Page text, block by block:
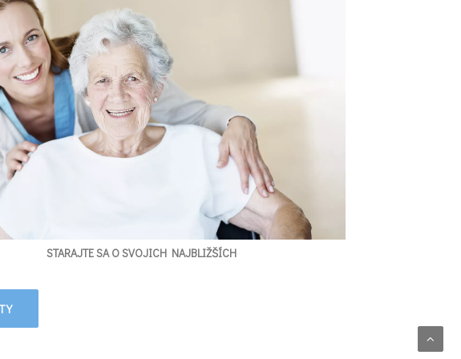
STARAJTE SA O SVOJICH NAJBLIŽŠÍCH